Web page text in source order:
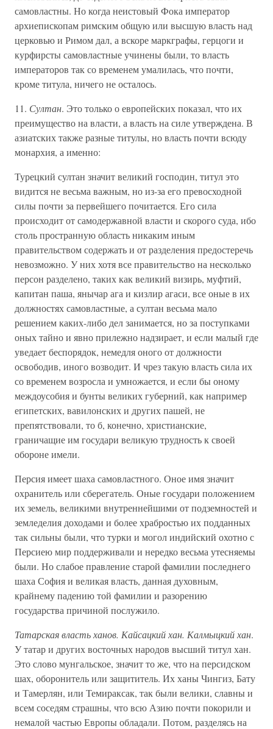
самовластны. Но когда неистовый Фока император
архиепископам римским общую или высшую власть над
церковью и Римом дал, а вскоре маркграфы, герцоги и
курфирсты самовластные учинены были, то власть
императоров так со временем умалилась, что почти,
кроме титула, ничего не осталось.
11. Султан. Это только о европейских показал, что их
преимущество на власти, а власть на силе утверждена. В
азиатских также разные титулы, но власть почти всюду
монархия, а именно:
Турецкий султан значит великий господин, титул это
видится не весьма важным, но из-за его превосходной
силы почти за первейшего почитается. Его сила
происходит от самодержавной власти и скорого суда, ибо
столь пространную область никаким иным
правительством содержать и от разделения предостеречь
невозможно. У них хотя все правительство на несколько
персон разделено, таких как великий визирь, муфтий,
капитан паша, янычар ага и кизлир агаси, все оные в их
должностях самовластные, а султан весьма мало
решением каких-либо дел занимается, но за поступками
оных тайно и явно прилежно надзирает, и если малый где
уведает беспорядок, немедля оного от должности
освободив, иного возводит. И чрез такую власть сила их
со временем возросла и умножается, и если бы оному
междоусобия и бунты великих губерний, как например
египетских, вавилонских и других пашей, не
препятствовали, то б, конечно, христианские,
граничащие им государи великую трудность к своей
обороне имели.
Персия имеет шаха самовластного. Оное имя значит
охранитель или сберегатель. Оные государи положением
их земель, великими внутреннейшими от подземностей и
земледелия доходами и более храбростью их подданных
так сильны были, что турки и могол индийский охотно с
Персиею мир поддерживали и нередко весьма утесняемы
были. Но слабое правление старой фамилии последнего
шаха София и великая власть, данная духовным,
крайнему падению той фамилии и разорению
государства причиной послужило.
Татарская власть ханов. Кайсацкий хан. Калмыцкий хан.
У татар и других восточных народов высший титул хан.
Это слово мунгальское, значит то же, что на персидском
шах, оборонитель или защититель. Их ханы Чингиз, Бату
и Тамерлян, или Темираксак, так были велики, славны и
всем соседям страшны, что всю Азию почти покорили и
немалой частью Европы обладали. Потом, разделясь на